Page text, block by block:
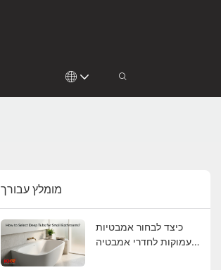
מומלץ עבורך
כיצד לבחור אמבטיות
עמוקות לחדרי אמבטיה